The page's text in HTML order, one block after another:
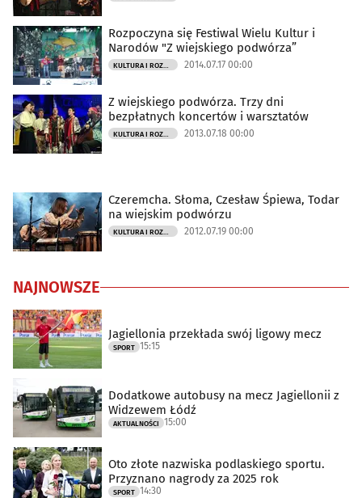
Rozpoczyna się Festiwal Wielu Kultur i
Narodów "Z wiejskiego podwórza”
KULTURA I ROZRYWKA 2014.07.17 00:00
Z wiejskiego podwórza. Trzy dni
bezpłatnych koncertów i warsztatów
KULTURA I ROZRYWKA 2013.07.18 00:00
Czeremcha. Słoma, Czesław Śpiewa, Todar
na wiejskim podwórzu
KULTURA I ROZRYWKA 2012.07.19 00:00
NAJNOWSZE
Jagiellonia przekłada swój ligowy mecz
SPORT 15:15
Dodatkowe autobusy na mecz Jagiellonii z
Widzewem Łódź
AKTUALNOŚCI 15:00
Oto złote nazwiska podlaskiego sportu.
Przyznano nagrody za 2025 rok
SPORT 14:30